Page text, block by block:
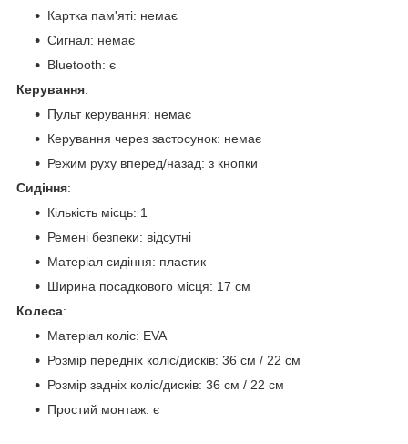
Картка пам'яті: немає
Сигнал: немає
Bluetooth: є
Керування:
Пульт керування: немає
Керування через застосунок: немає
Режим руху вперед/назад: з кнопки
Сидіння:
Кількість місць: 1
Ремені безпеки: відсутні
Матеріал сидіння: пластик
Ширина посадкового місця: 17 см
Колеса:
Матеріал коліс: EVA
Розмір передніх коліс/дисків: 36 см / 22 см
Розмір задніх коліс/дисків: 36 см / 22 см
Простий монтаж: є